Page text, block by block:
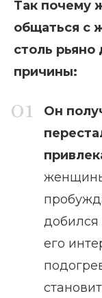
Так почему
общаться с
столь
причины:
Он
добился
его